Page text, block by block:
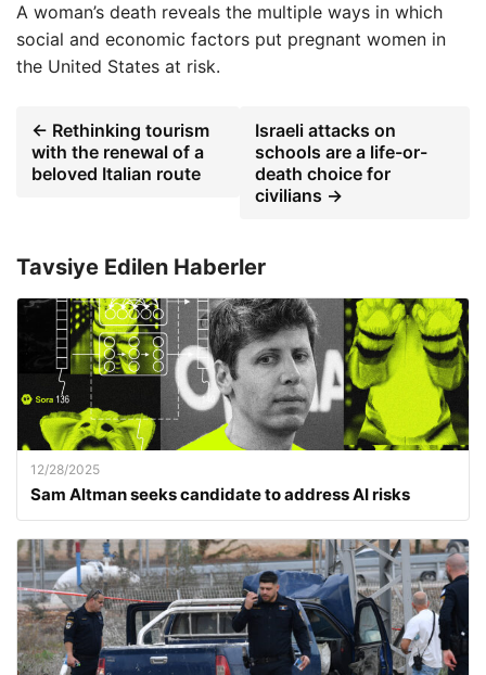
A woman’s death reveals the multiple ways in which
social and economic factors put pregnant women in
the United States at risk.
← Rethinking tourism
with the renewal of a
beloved Italian route
Israeli attacks on
schools are a life-or-
death choice for
civilians →
Tavsiye Edilen Haberler
12/28/2025
Sam Altman seeks candidate to address AI risks